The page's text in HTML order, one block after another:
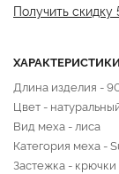
Получить скидку
ХАРАКТЕРИСТИКИ
Длина изделия -
Цвет -
Вид меха - лиса
Категория меха -
Застежка - крючки